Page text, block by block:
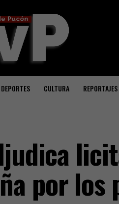
DEPORTES CULTURA REPORTAJES
por los